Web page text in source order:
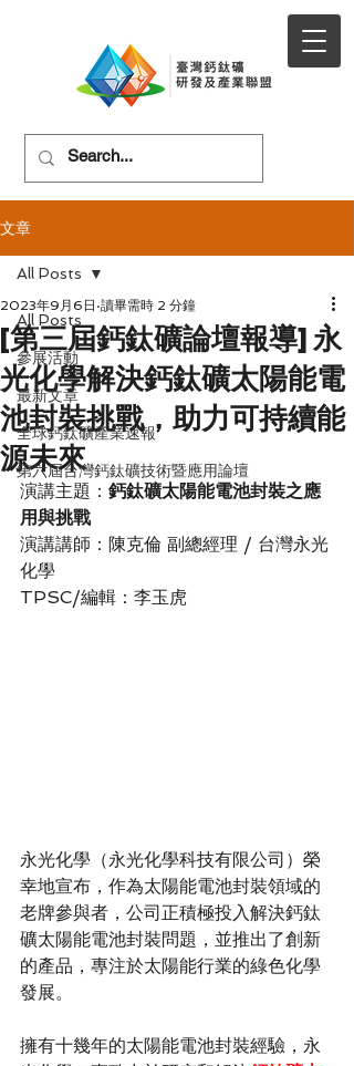
文章
All Posts
參展活動
最新文章
全球鈣鈦礦產業速報
第六屆台灣鈣鈦礦技術暨應用論壇
All Posts
[第三屆鈣鈦礦論壇報導] 永
光化學解決鈣鈦礦太陽能電
池封裝挑戰，助力可持續能
源未來
2023年9月6日 讀畢需時 2 分鐘
演講主題： 鈣鈦礦太陽能電池封裝之應
用與挑戰
演講講師：陳克倫 副總經理 / 台灣永光
化學
TPSC/編輯：李玉虎
永光化學（永光化學科技有限公司）榮
幸地宣布，作為太陽能電池封裝領域的
老牌參與者，公司正積極投入解決鈣鈦
礦太陽能電池封裝問題，並推出了創新
的產品，專注於太陽能行業的綠色化學
發展。
擁有十幾年的太陽能電池封裝經驗，永